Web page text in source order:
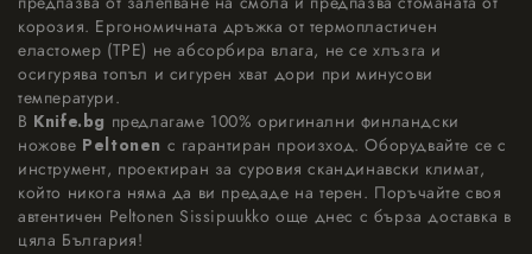
корозия. Ергономичната дръжка от термопластичен
еластомер (TPE) не абсорбира влага, не се хлъзга и
осигурява топъл и сигурен хват дори при минусови
температури.
В Knife.bg предлагаме 100% оригинални финландски
ножове Peltonen с гарантиран произход. Оборудвайте се с
инструмент, проектиран за суровия скандинавски климат,
който никога няма да ви предаде на терен. Поръчайте своя
автентичен Peltonen Sissipuukko още днес с бърза доставка в
цяла България!